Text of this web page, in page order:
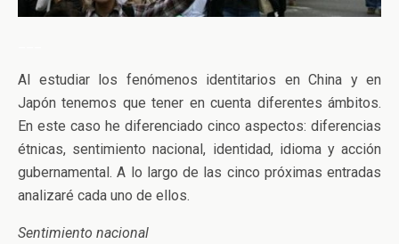
Al estudiar los fenómenos identitarios en China y en
Japón tenemos que tener en cuenta diferentes ámbitos.
En este caso he diferenciado cinco aspectos: diferencias
étnicas, sentimiento nacional, identidad, idioma y acción
gubernamental. A lo largo de las cinco próximas entradas
analizaré cada uno de ellos.
Sentimiento nacional